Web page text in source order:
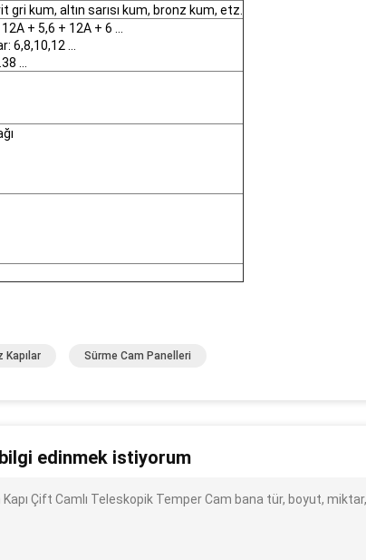
gri kum, altın sarısı kum, bronz kum, etz.
+ 5,6 + 12A + 6 ...
...
...
Kapılar Sürme Cam Panelleri
edinmek istiyorum
Kapı Çift Camlı Teleskopik Temper Cam bana tür, boyut,